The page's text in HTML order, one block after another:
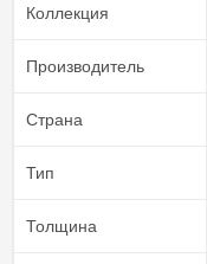
Коллекция
Производитель
Страна
Тип
Толщина